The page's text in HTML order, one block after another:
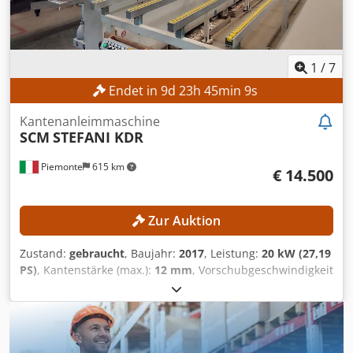
Bürstenaggregat – Werkzeuge vorhanden Dkjdpfxszrmtfe
Aqwjr Plattendicke min.: 6 mm Plattendicke max.: 45 mm
Plattenbreite min.: 60 mm Plattenlänge min.: 180 mm
Spannung: 400 V Stromverbrauch: 53,31 A Sicherung: 63 A
Abmessungen & Gewicht Abmessungen ( L x B x H): 5.900 x
1.350 x 2.550 mm Transportgewicht: 3.000 kg Hinweis: Die
Abziehklingen oben und unten sind aktuell nicht
funktionsfähig.
1 /7
Endet in 9d 23h 45min 6s
Piemonte 615 km
Kantenanleimmaschine
SCM STEFANI KDR
€ 14.500
Zur Auktion
Zustand: gebraucht, Baujahr: 2017, Leistung: 20 kW (27,19
PS), Kantenstärke (max.): 12 mm, Vorschubgeschwindigkeit
, Die Maschine hat folgende
Konfiguration: Vorfräsaggregat Endkappaggregat Anzahl
Motoren Endkappaggregat: 2 Grobfräsaggregat oben und
unten Anzahl Motoren Grobfräsaggregat: 2